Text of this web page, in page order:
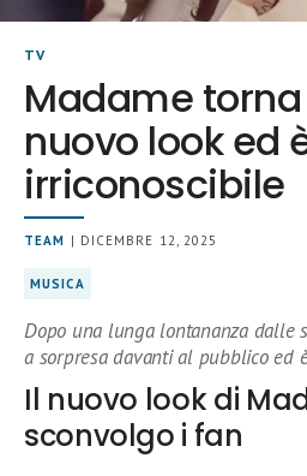
TV
Madame
nuovo look ed
irriconoscibile
TEAM | DICEMBRE 12, 2025
MUSICA
Dopo una lunga lontananza dalle
a sorpresa davanti al pubblico ed
Il nuovo look di
sconvolgo i fan